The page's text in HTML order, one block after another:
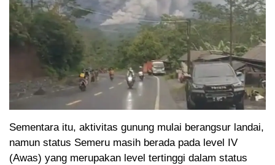
Sementara itu, aktivitas gunung mulai berangsur landai,
namun status Semeru masih berada pada level IV
(Awas) yang merupakan level tertinggi dalam status